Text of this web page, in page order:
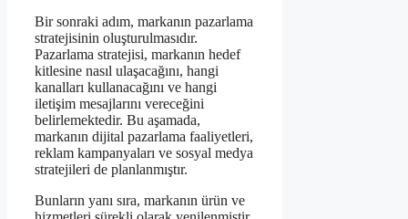
Bir sonraki adım, markanın pazarlama
stratejisinin oluşturulmasıdır.
Pazarlama stratejisi, markanın hedef
kitlesine nasıl ulaşacağını, hangi
kanalları kullanacağını ve hangi
iletişim mesajlarını vereceğini
belirlemektedir. Bu aşamada,
markanın dijital pazarlama faaliyetleri,
reklam kampanyaları ve sosyal medya
stratejileri de planlanmıştır.
Bunların yanı sıra, markanın ürün ve